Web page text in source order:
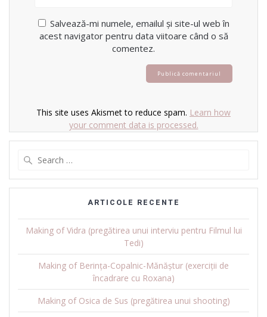
Salvează-mi numele, emailul și site-ul web în
acest navigator pentru data viitoare când o să
comentez.
This site uses Akismet to reduce spam. Learn how
your comment data is processed.
ARTICOLE RECENTE
Making of Vidra (pregătirea unui interviu pentru Filmul lui
Tedi)
Making of Berința-Copalnic-Mănăștur (exerciții de
încadrare cu Roxana)
Making of Osica de Sus (pregătirea unui shooting)